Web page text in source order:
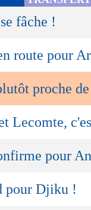
fâche !
route pour
proche
Lecomte,
pour
pour Djiku !